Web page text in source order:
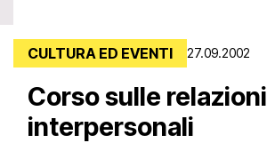
CULTURA ED EVENTI 27.09.2002
Corso sulle relazioni
interpersonali